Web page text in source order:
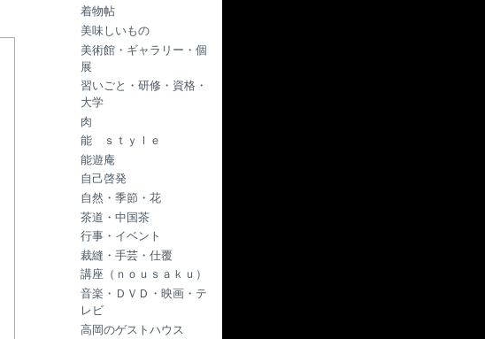
着物帖
美味しいもの
美術館・ギャラリー・個
展
習いごと・研修・資格・
大学
肉
能 ｓｔｙｌｅ
能遊庵
自己啓発
自然・季節・花
茶道・中国茶
行事・イベント
裁縫・手芸・仕覆
講座（ｎｏｕｓａｋｕ）
音楽・ＤＶＤ・映画・テ
レビ
高岡のゲストハウス